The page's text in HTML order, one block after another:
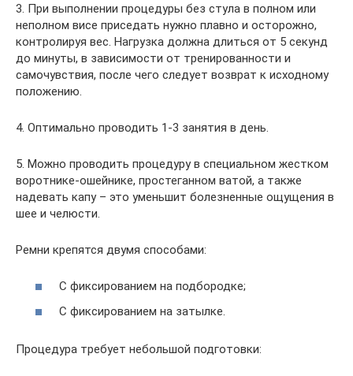
3. При выполнении процедуры без стула в полном или
неполном висе приседать нужно плавно и осторожно,
контролируя вес. Нагрузка должна длиться от 5 секунд
до минуты, в зависимости от тренированности и
самочувствия, после чего следует возврат к исходному
положению.
4. Оптимально проводить 1-3 занятия в день.
5. Можно проводить процедуру в специальном жестком
воротнике-ошейнике, простеганном ватой, а также
надевать капу – это уменьшит болезненные ощущения в
шее и челюсти.
Ремни крепятся двумя способами:
С фиксированием на подбородке;
С фиксированием на затылке.
Процедура требует небольшой подготовки: